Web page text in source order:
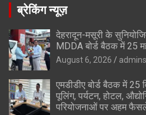
ब्रेकिंग न्यूज़
देहरादून-मसूरी के
MDDA बोर्ड बैठक में 25
August 6, 2026
एमडीडीए बोर्ड बैठक में 25
पूलिंग, पर्यटन, होटल,
परियोजनाओं पर अहम